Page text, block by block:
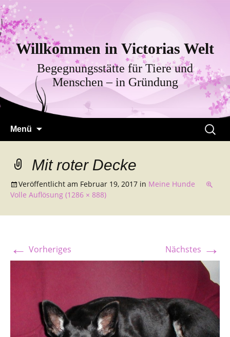
Willkommen in Victorias Welt
Begegnungsstätte für Tiere und
Menschen – in Gründung
Menü
Suchen
nach:
Mit roter Decke
Veröffentlicht am Februar 19, 2017 in Meine Hunde
Volle Auflösung (1286 × 888)
← Vorheriges Nächstes →